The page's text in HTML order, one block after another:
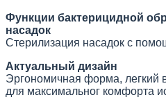
Функции бактерицидной
насадок
Стерилизация насадок с
Актуальный дизайн
Эргономичная форма, легкий
для максимальног комфорта